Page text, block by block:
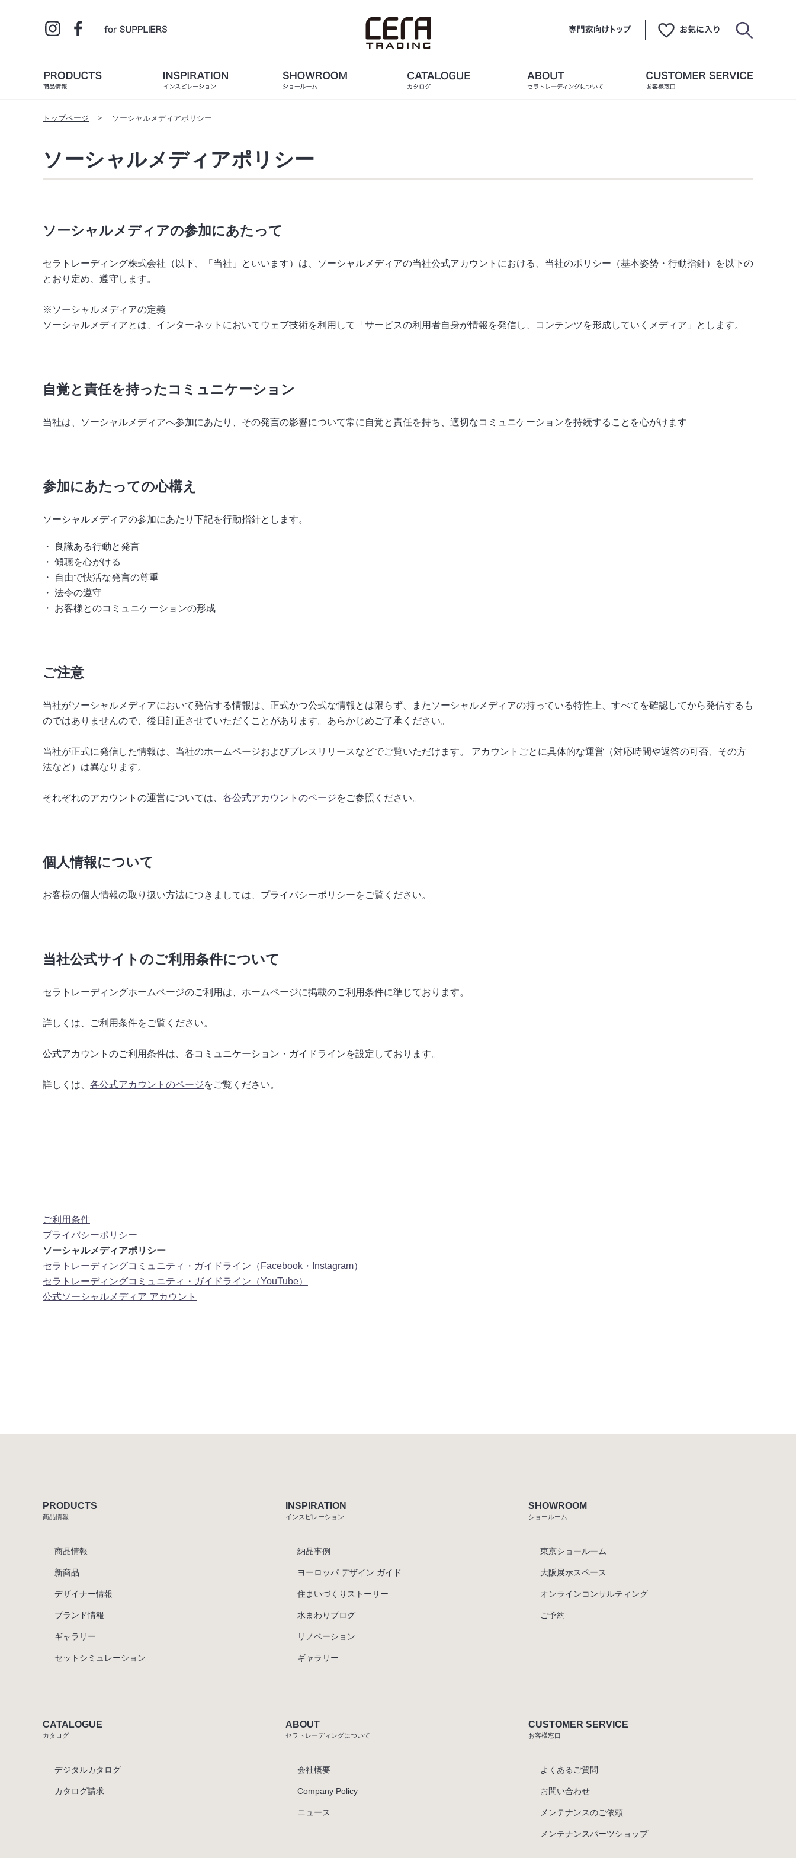
トップページ ソーシャルメディアポリシー
ソーシャルメディアポリシー
ソーシャルメディアの参加にあたって
セラトレーディング株式会社（以下、「当社」といいます）は、ソーシャルメディアの当社公式アカウントにおける、当社のポリシー（基本姿勢・行動指針）を以下の
とおり定め、遵守します。
※ソーシャルメディアの定義
ソーシャルメディアとは、インターネットにおいてウェブ技術を利用して「サービスの利用者自身が情報を発信し、コンテンツを形成していくメディア」とします。
自覚と責任を持ったコミュニケーション
当社は、ソーシャルメディアへ参加にあたり、その発言の影響について常に自覚と責任を持ち、適切なコミュニケーションを持続することを心がけます
参加にあたっての心構え
ソーシャルメディアの参加にあたり下記を行動指針とします。
良識ある行動と発言
傾聴を心がける
自由で快活な発言の尊重
法令の遵守
お客様とのコミュニケーションの形成
ご注意
当社がソーシャルメディアにおいて発信する情報は、正式かつ公式な情報とは限らず、またソーシャルメディアの持っている特性上、すべてを確認してから発信するも
のではありませんので、後日訂正させていただくことがあります。あらかじめご了承ください。
当社が正式に発信した情報は、当社のホームページおよびプレスリリースなどでご覧いただけます。 アカウントごとに具体的な運営（対応時間や返答の可否、その方
法など）は異なります。
それぞれのアカウントの運営については、 各公式アカウントのページをご参照ください。
個人情報について
お客様の個人情報の取り扱い方法につきましては、プライバシーポリシーをご覧ください。
当社公式サイトのご利用条件について
セラトレーディングホームページのご利用は、ホームページに掲載のご利用条件に準じております。
詳しくは、ご利用条件をご覧ください。
公式アカウントのご利用条件は、各コミュニケーション・ガイドラインを設定しております。
詳しくは、 各公式アカウントのページをご覧ください。
ご利用条件
プライバシーポリシー
ソーシャルメディアポリシー
セラトレーディングコミュニティ・ガイドライン（Facebook・Instagram）
セラトレーディングコミュニティ・ガイドライン（YouTube）
公式ソーシャルメディア アカウント
PRODUCTS
商品情報
商品情報
新商品
デザイナー情報
ブランド情報
ギャラリー
セットシミュレーション
INSPIRATION
インスピレーション
納品事例
ヨーロッパ デザイン ガイド
住まいづくりストーリー
水まわりブログ
リノベーション
ギャラリー
SHOWROOM
ショールーム
東京ショールーム
大阪展示スペース
オンラインコンサルティング
ご予約
CATALOGUE
カタログ
デジタルカタログ
カタログ請求
ABOUT
セラトレーディングについて
会社概要
Company Policy
ニュース
CUSTOMER SERVICE
お客様窓口
よくあるご質問
お問い合わせ
メンテナンスのご依頼
メンテナンスパーツショップ